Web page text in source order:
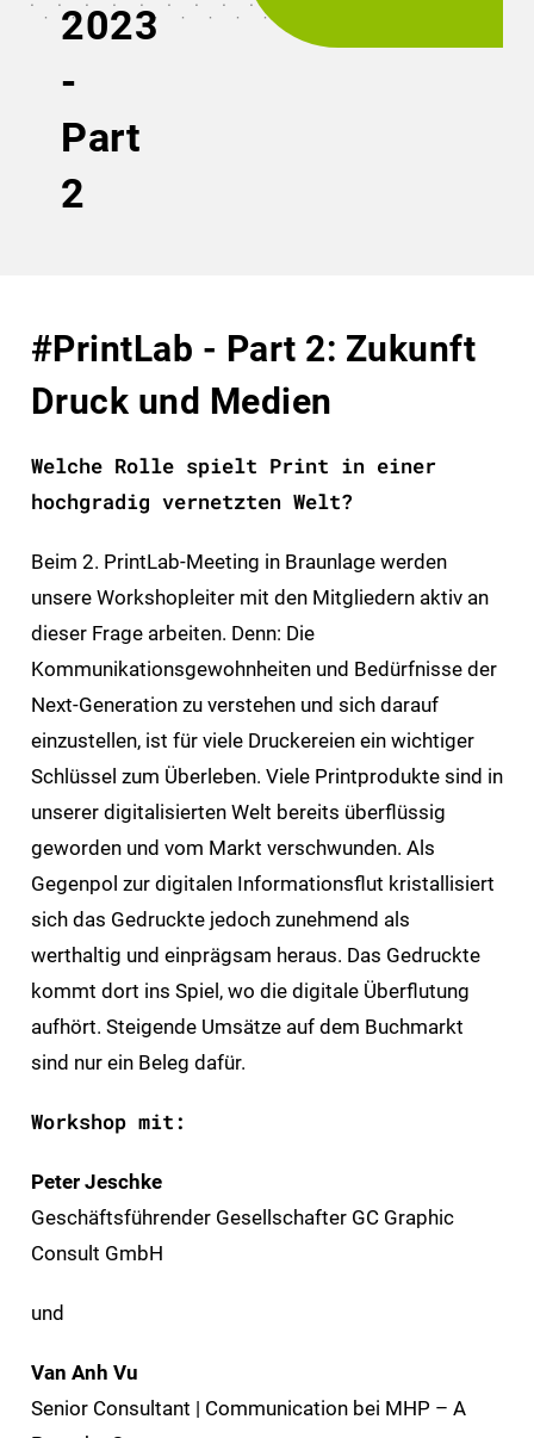
2023
-
Part
2
#PrintLab - Part 2: Zukunft
Druck und Medien
Welche Rolle spielt Print in einer
hochgradig vernetzten Welt?
Beim 2. PrintLab-Meeting in Braunlage werden
unsere Workshopleiter mit den Mitgliedern aktiv an
dieser Frage arbeiten. Denn: Die
Kommunikationsgewohnheiten und Bedürfnisse der
Next-Generation zu verstehen und sich darauf
einzustellen, ist für viele Druckereien ein wichtiger
Schlüssel zum Überleben. Viele Printprodukte sind in
unserer digitalisierten Welt bereits überflüssig
geworden und vom Markt verschwunden. Als
Gegenpol zur digitalen Informationsflut kristallisiert
sich das Gedruckte jedoch zunehmend als
werthaltig und einprägsam heraus. Das Gedruckte
kommt dort ins Spiel, wo die digitale Überflutung
aufhört. Steigende Umsätze auf dem Buchmarkt
sind nur ein Beleg dafür.
Workshop mit:
Peter Jeschke
Geschäftsführender Gesellschafter GC Graphic
Consult GmbH
und
Van Anh Vu
Senior Consultant | Communication bei MHP – A